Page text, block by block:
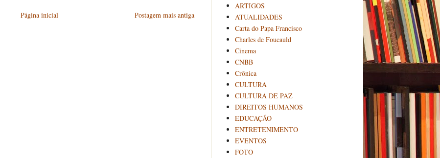
Postagem mais antiga
Página inicial
ARTIGOS
ATUALIDADES
Carta do Papa Francisco
Charles de Foucauld
Cinema
CNBB
Crônica
CULTURA
CULTURA DE PAZ
DIREITOS HUMANOS
EDUCAÇÃO
ENTRETENIMENTO
EVENTOS
FOTO